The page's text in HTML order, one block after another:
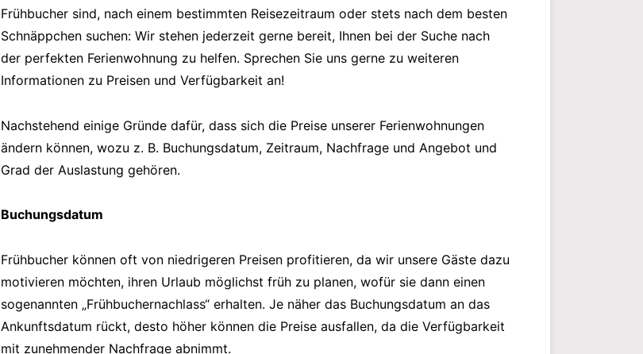
Frühbucher sind, nach einem bestimmten Reisezeitraum oder stets nach dem besten
Schnäppchen suchen: Wir stehen jederzeit gerne bereit, Ihnen bei der Suche nach
der perfekten Ferienwohnung zu helfen. Sprechen Sie uns gerne zu weiteren
Informationen zu Preisen und Verfügbarkeit an!
Nachstehend einige Gründe dafür, dass sich die Preise unserer Ferienwohnungen
ändern können, wozu z. B. Buchungsdatum, Zeitraum, Nachfrage und Angebot und
Grad der Auslastung gehören.
Buchungsdatum
Frühbucher können oft von niedrigeren Preisen profitieren, da wir unsere Gäste dazu
motivieren möchten, ihren Urlaub möglichst früh zu planen, wofür sie dann einen
sogenannten „Frühbuchernachlass“ erhalten. Je näher das Buchungsdatum an das
Ankunftsdatum rückt, desto höher können die Preise ausfallen, da die Verfügbarkeit
mit zunehmender Nachfrage abnimmt.